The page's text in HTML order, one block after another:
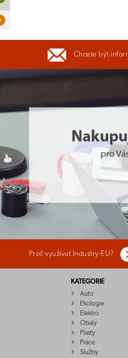
Chcete být
Proč využívat Industry-EU?
KATEGORIE
Auto
Ekologie
Elektro
Obaly
Plasty
Práce
Služby